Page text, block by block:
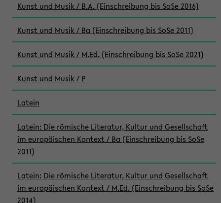
Kunst und Musik / B.A. (Einschreibung bis SoSe 2016)
Kunst und Musik / Ba (Einschreibung bis SoSe 2011)
Kunst und Musik / M.Ed. (Einschreibung bis SoSe 2021)
Kunst und Musik / P
Latein
Latein: Die römische Literatur, Kultur und Gesellschaft
im europäischen Kontext / Ba (Einschreibung bis SoSe
2011)
Latein: Die römische Literatur, Kultur und Gesellschaft
im europäischen Kontext / M.Ed. (Einschreibung bis SoSe
2014)